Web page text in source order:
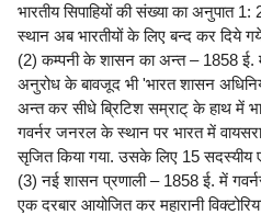
भारतीय सिपाहियों की संख्या का अनुपात 1:
स्थान अब भारतीयों के लिए बन्द कर दिये
(2) कम्पनी के शासन का अन्त – 1858 ई. में
अनुरोध के बावजूद भी 'भारत शासन
अन्त कर सीधे ब्रिटिश सम्राट् के हाथ में
गवर्नर जनरल के स्थान पर भारत में
सृजित किया गया. उसके लिए 15 सदस्यीय
(3) नई शासन प्रणाली – 1858 ई. में
एक दरबार आयोजित कर महारानी